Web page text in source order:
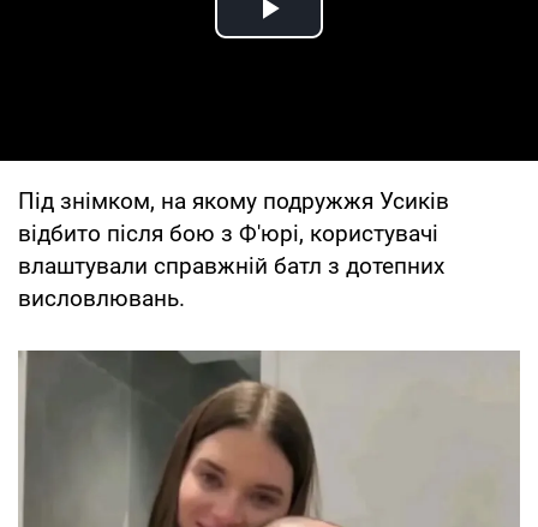
Play Video
Під знімком, на якому подружжя Усиків
відбито після бою з Ф'юрі, користувачі
влаштували справжній батл з дотепних
висловлювань.